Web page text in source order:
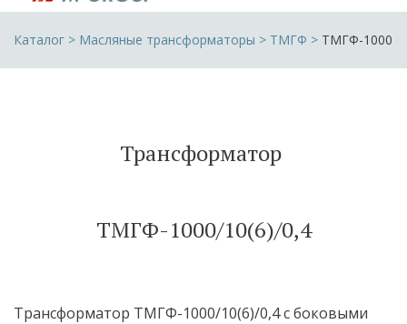
Каталог > Масляные трансформаторы > ТМГФ > ТМГФ-1000
Трансформатор
ТМГФ-1000/10(6)/0,4
Трансформатор ТМГФ-1000/10(6)/0,4 с боковыми